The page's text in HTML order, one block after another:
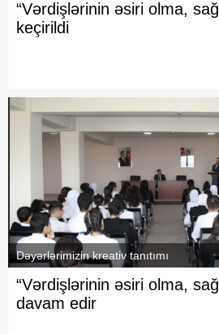
“Vərdişlərinin əsiri olma,
keçirildi
Dəyərlərimizin kreativ tanıtımı
“Vərdişlərinin əsiri olma,
davam edir